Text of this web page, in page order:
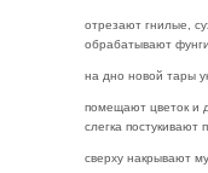
отрезают гнилые,
обрабатывают
на дно новой тары
помещают цветок и
слегка постукивают
сверху накрывают